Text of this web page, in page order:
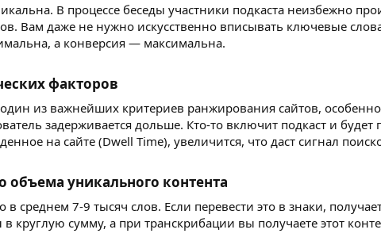
В процессе беседы участники подкаста неизбежно
Вам даже не нужно искусственно вписывать ключевые
а конверсия — максимальна.
факторов​
из важнейших критериев ранжирования сайтов,
задерживается дольше. Кто-то включит подкаст и
на сайте (Dwell Time), увеличится, что даст сигнал
объема уникального контента​
среднем 7-9 тысяч слов. Если перевести это в знаки,
круглую сумму, а при транскрибации вы получаете этот